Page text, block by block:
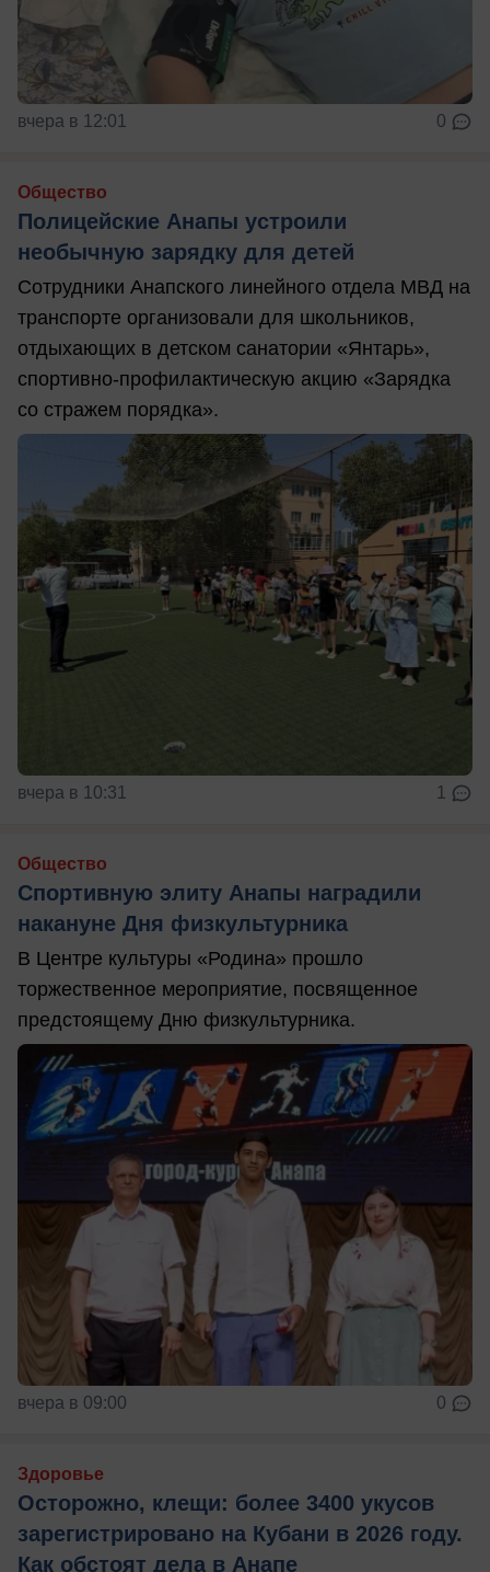
вчера в 12:01 0
Общество
Полицейские Анапы устроили
необычную зарядку для детей
Сотрудники Анапского линейного отдела МВД на
транспорте организовали для школьников,
отдыхающих в детском санатории «Янтарь»,
спортивно-профилактическую акцию «Зарядка
со стражем порядка».
вчера в 10:31 1
Общество
Спортивную элиту Анапы наградили
накануне Дня физкультурника
В Центре культуры «Родина» прошло
торжественное мероприятие, посвященное
предстоящему Дню физкультурника.
вчера в 09:00 0
Здоровье
Осторожно, клещи: более 3400 укусов
зарегистрировано на Кубани в 2026 году.
Как обстоят дела в Анапе